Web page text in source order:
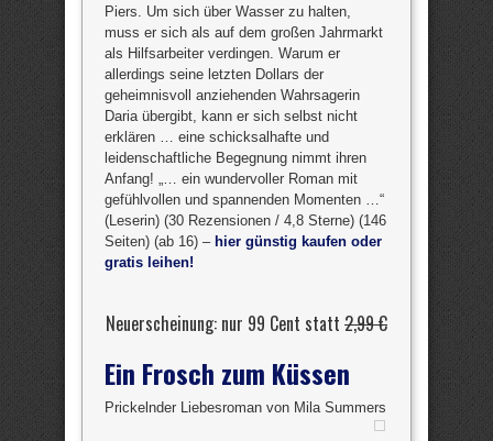
Piers. Um sich über Wasser zu halten,
muss er sich als auf dem großen Jahrmarkt
als Hilfsarbeiter verdingen. Warum er
allerdings seine letzten Dollars der
geheimnisvoll anziehenden Wahrsagerin
Daria übergibt, kann er sich selbst nicht
erklären … eine schicksalhafte und
leidenschaftliche Begegnung nimmt ihren
Anfang! „… ein wundervoller Roman mit
gefühlvollen und spannenden Momenten …“
(Leserin) (30 Rezensionen / 4,8 Sterne) (146
Seiten) (ab 16) – hier günstig kaufen oder
gratis leihen!
Neuerscheinung: nur 99 Cent statt 2,99 €
Ein Frosch zum Küssen
Prickelnder Liebesroman von Mila Summers